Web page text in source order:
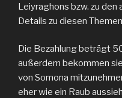
Leiyraghons bzw. zu den
Details zu diesen
Die Bezahlung beträgt
außerdem bekommen
von Somona
eher wie ein Raub